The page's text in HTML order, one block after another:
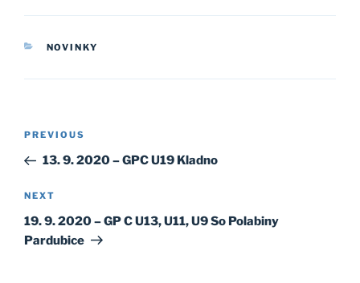
CATEGORIES
NOVINKY
Post
Previous
Post
PREVIOUS
13. 9. 2020 – GPC U19 Kladno
Next
Post
NEXT
19. 9. 2020 – GP C U13, U11, U9 So Polabiny
Pardubice